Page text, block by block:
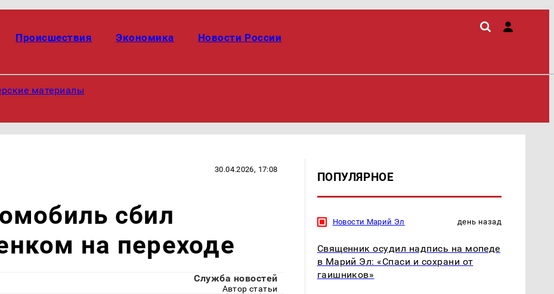
Происшествия Экономика Новости России
материалы
30.04.2026, 17:08
сбил
на переходе
Служба новостей
Автор статьи
ПОПУЛЯРНОЕ
Новости Марий Эл день назад
Священник осудил надпись на мопеде
в Марий Эл: «Спаси и сохрани от
гаишников»